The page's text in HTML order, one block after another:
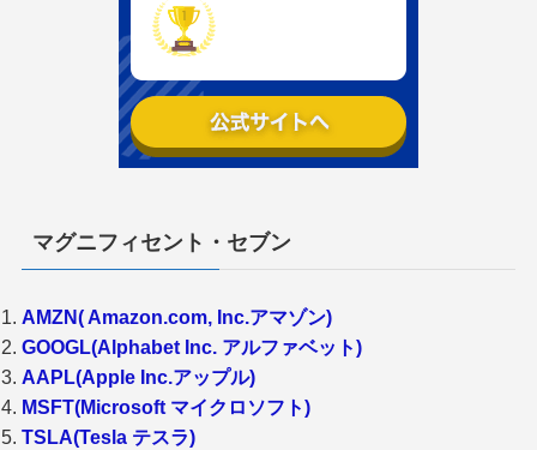
マグニフィセント・セブン
AMZN( Amazon.com, Inc.アマゾン)
GOOGL(Alphabet Inc. アルファベット)
AAPL(Apple Inc.アップル)
MSFT(Microsoft マイクロソフト)
TSLA(Tesla テスラ)